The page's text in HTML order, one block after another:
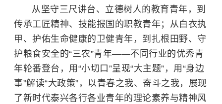
从坚守三尺讲台、立德树人的教育青年，到
传承工匠精神、技能报国的职教青年；从白衣执
甲、护佑生命健康的卫健青年，到扎根田野、守
护粮食安全的“三农”青年——不同行业的优秀青
年轮番登台，用“小切口”呈现“大主题”，用“身边
事”解读“大政策”，以青春之我、奋斗之我，展现
了新时代泰兴各行各业青年的理论素养与精神风